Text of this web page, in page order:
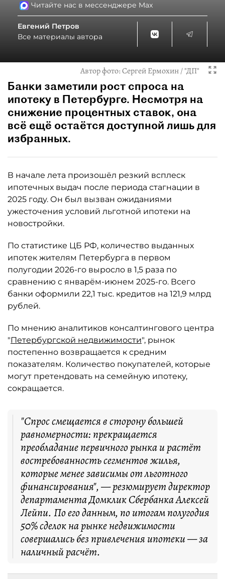
Читайте нас в мессенджере Max
Евгений Петров
Все материалы автора
Автор фото:Сергей Ермохин / "ДП"
Банки заметили рост спроса на
ипотеку в Петербурге. Несмотря на
снижение процентных ставок, она
всё ещё остаётся доступной лишь для
избранных.
В начале лета произошёл резкий всплеск
ипотечных выдач после периода стагнации в
2025 году. Он был вызван ожиданиями
ужесточения условий льготной ипотеки на
новостройки.
По статистике ЦБ РФ, количество выданных
ипотек жителям Петербурга в первом
полугодии 2026-го выросло в 1,5 раза по
сравнению с январём-июнем 2025-го. Всего
банки оформили 22,1 тыс. кредитов на 121,9 млрд
рублей.
По мнению аналитиков консалтингового центра
"Петербургской недвижимости", рынок
постепенно возвращается к средним
показателям. Количество покупателей, которые
могут претендовать на семейную ипотеку,
сокращается.
"Спрос смещается в сторону большей
равномерности: прекращается
преобладание первичного рынка и растёт
востребованность сегментов жилья,
которые менее зависимы от льготного
финансирования", — резюмирует директор
департамента Домклик Сбербанка Алексей
Лейпи. По его данным, по итогам полугодия
50% сделок на рынке недвижимости
совершались без привлечения ипотеки — за
наличный расчёт.